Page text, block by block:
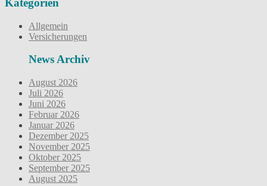
Kategorien
Allgemein
Versicherungen
News Archiv
August 2026
Juli 2026
Juni 2026
Februar 2026
Januar 2026
Dezember 2025
November 2025
Oktober 2025
September 2025
August 2025